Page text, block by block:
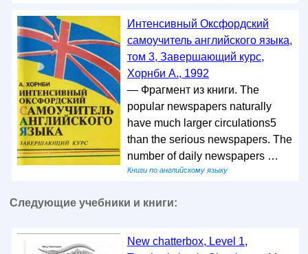
Интенсивный Оксфордский
самоучитель английского языка,
том 3, Завершающий курс,
Хорнби А., 1992
— Фрагмент из книги. The
popular newspapers naturally
have much larger circulations5
than the serious newspapers. The
number of daily newspapers …
Книги по английскому языку
Следующие учебники и книги:
New chatterbox, Level 1,